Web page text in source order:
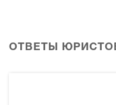
ОТВЕТЫ